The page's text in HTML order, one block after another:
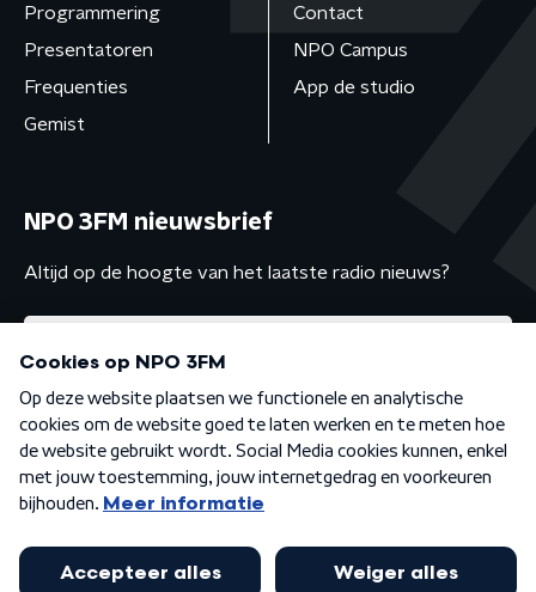
Programmering
Presentatoren
Frequenties
Gemist
Contact
NPO Campus
App de studio
NPO 3FM nieuwsbrief
Altijd op de hoogte van het laatste radio nieuws?
Algemene voorwaarden Privacybeleid